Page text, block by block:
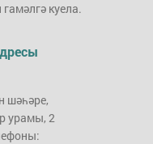
куела.
шәһәре,
урамы, 2